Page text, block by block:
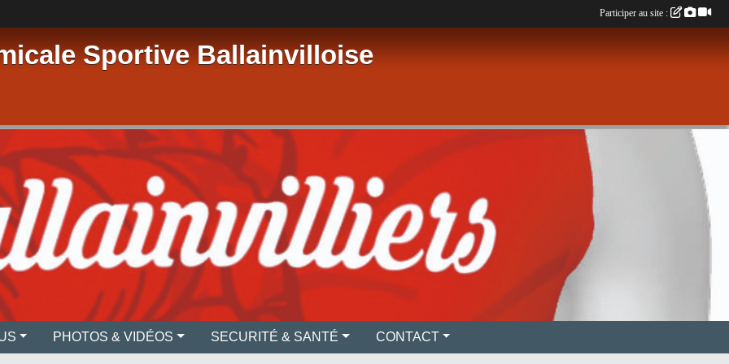
Sportive Ballainvilloise
PHOTOS & VIDÉOS SECURITÉ & SANTÉ CONTACT
Participer au site :